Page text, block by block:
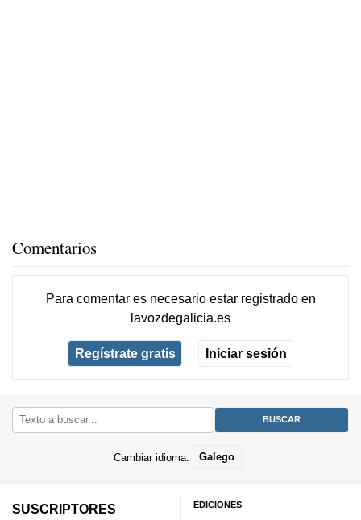
Comentarios
Para comentar es necesario estar registradoen
lavozdegalicia.es
Regístrate gratis Iniciar sesión
Cambiar idioma: Galego
SUSCRIPTORES EDICIONES